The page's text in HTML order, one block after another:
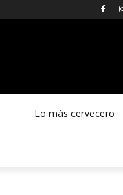
Lo más cervecero